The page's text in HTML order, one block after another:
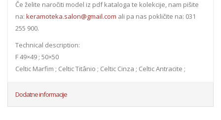
Če želite naročiti model iz pdf kataloga te kolekcije, nam pišite
na: keramoteka.salon@gmail.com ali pa nas pokličite na: 031
255 900.
Technical description:
F 49×49 ; 50×50
Celtic Marfim ; Celtic Titânio ; Celtic Cinza ; Celtic Antracite ;
Dodatne informacije